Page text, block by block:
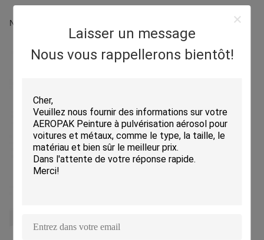
Laisser un message
Nous vous rappellerons bientôt!
Nous sommes impatients de vous rencontrer à la foire!